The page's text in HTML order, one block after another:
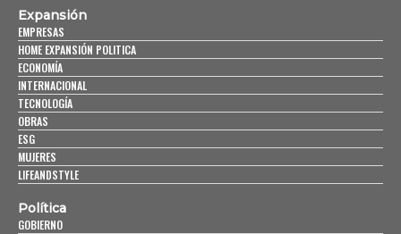
Expansión
EMPRESAS
HOME EXPANSIÓN POLITICA
ECONOMÍA
INTERNACIONAL
TECNOLOGÍA
OBRAS
ESG
MUJERES
LIFEANDSTYLE
Política
GOBIERNO